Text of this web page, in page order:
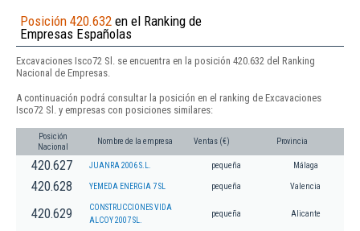
Posición 420.632 en el Ranking de
Empresas Españolas
Excavaciones Isco72 Sl. se encuentra en la posición 420.632 del Ranking
Nacional de Empresas.
A continuación podrá consultar la posición en el ranking de Excavaciones
Isco72 Sl. y empresas con posiciones similares:
Posición
Nacional
Nombre de la empresa Ventas (€) Provincia
420.627 JUANRA 2006 S.L. pequeña Málaga
420.628 YEMEDA ENERGIA 7 SL pequeña Valencia
420.629
CONSTRUCCIONES VIDA
ALCOY 2007 SL.
pequeña Alicante